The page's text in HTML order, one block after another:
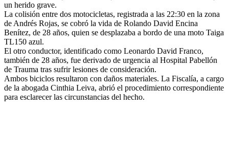
un herido grave.
La colisión entre dos motocicletas, registrada a las 22:30 en la zona
de Andrés Rojas, se cobró la vida de Rolando David Encina
Benítez, de 28 años, quien se desplazaba a bordo de una moto Taiga
TL150 azul.
El otro conductor, identificado como Leonardo David Franco,
también de 28 años, fue derivado de urgencia al Hospital Pabellón
de Trauma tras sufrir lesiones de consideración.
Ambos biciclos resultaron con daños materiales. La Fiscalía, a cargo
de la abogada Cinthia Leiva, abrió el procedimiento correspondiente
para esclarecer las circunstancias del hecho.